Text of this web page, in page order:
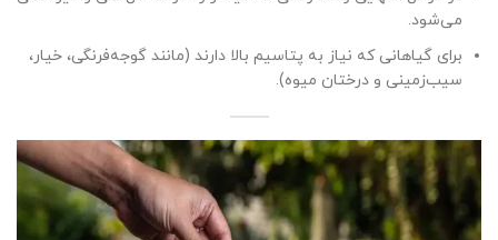
می‌شود.
برای گیاهانی که نیاز به پتاسیم بالا دارند (مانند گوجه‌فرنگی، خیار،
سیب‌زمینی و درختان میوه).